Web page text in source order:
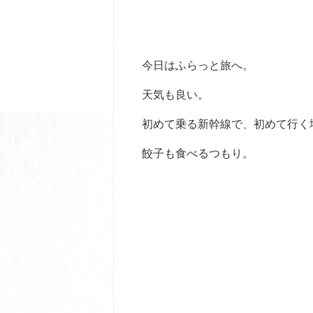
今日はふらっと旅へ。
天気も良い。
初めて乗る新幹線で、初めて行く
餃子も食べるつもり。